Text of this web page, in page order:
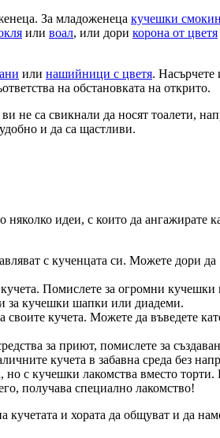
За младоженеца кучешки
или воал, или дори корона от цветя
или нашийници с цветя. Насърчете
на обстановката на открито.
не са свикнали да носят тоалети,
и да са щастливи.
идеи, с които да ангажирате
с кученцата си. Можете дори да
Помислете за огромни кучешки
за кучешки шапки или диадеми.
кучета. Можете да въведете
за приют, помислете за
кучета в забавна среда без
но с кучешки лакомства вместо торти.
получава специално лакомство!
кучетата и хората да общуват и да